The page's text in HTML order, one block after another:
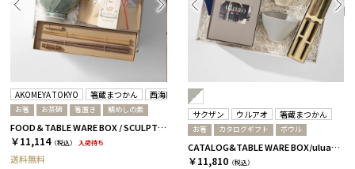
AKOMEYA TOKYO 箸蔵まつかん 西海陶器
お箸 お茶碗 箸置き 鯛めしの素
FOOD＆TABLE WARE BOX / SCULPTURE / 鯛めし+箸 / さくら＆ウォルナット
￥11,114（税込） 入荷待ち
送料無料
サクザン ウルアオ 箸蔵まつかん
お箸 カタログギフト ボウル
CATALOG&TABLE WARE BOX/uluao/グレー＆ホワイト/ 浅葱＆桜 アウレリアーナ
￥11,810 （税込）